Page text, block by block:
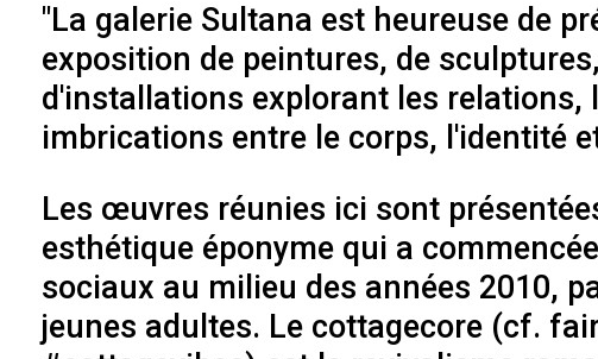
"La galerie Sultana est heureuse de
exposition de peintures, de
d'installations explorant les relations,
imbrications entre le corps, l'identité
Les œuvres réunies ici sont
esthétique éponyme qui a
sociaux au milieu des années 2010,
jeunes adultes. Le cottagecore (cf.